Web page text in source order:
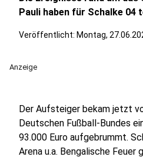
Pauli haben für Schalke 04
Veröffentlicht: Montag,
Anzeige
Der Aufsteiger bekam jetzt
Deutschen Fußball-Bundes
93.000 Euro aufgebrummt.
Arena u.a. Bengalische Feuer